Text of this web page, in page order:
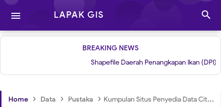
 LAPAK GIS 
BREAKING NEWS
Shapefile Daerah Penangkapan Ikan (DPI) |
Home › Data › Pustaka › Kumpulan Situs Penyedia Data Citra Satelit Gratis